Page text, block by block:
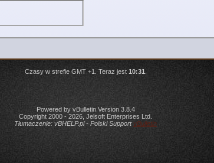
Czasy w strefie GMT +1. Teraz jest10:31
Powered by vBulletin Version 3.8.4
Copyright 2000 - 2026, Jelsoft Enterprises Ltd.
Tłumaczenie: vBHELP.pl - Polski Support vBulletin